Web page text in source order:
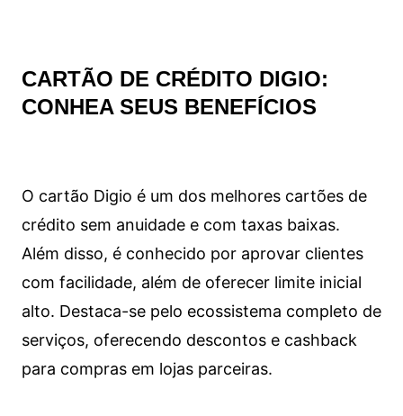
CARTÃO DE CRÉDITO DIGIO:
CONHEA SEUS BENEFÍCIOS
O cartão Digio é um dos melhores cartões de
crédito sem anuidade e com taxas baixas.
Além disso, é conhecido por aprovar clientes
com facilidade, além de oferecer limite inicial
alto. Destaca-se pelo ecossistema completo de
serviços, oferecendo descontos e cashback
para compras em lojas parceiras.